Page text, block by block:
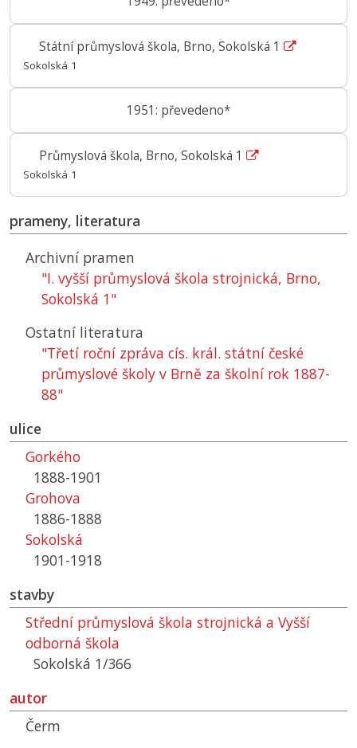
Státní průmyslová škola, Brno, Sokolská 1
Sokolská 1
1951: převedeno*
Průmyslová škola, Brno, Sokolská 1
Sokolská 1
prameny, literatura
Archivní pramen
"I. vyšší průmyslová škola strojnická, Brno,
Sokolská 1"
Ostatní literatura
"Třetí roční zpráva cís. král. státní české
průmyslové školy v Brně za školní rok 1887-
88"
ulice
Gorkého
1888-1901
Grohova
1886-1888
Sokolská
1901-1918
stavby
Střední průmyslová škola strojnická a Vyšší
odborná škola
Sokolská 1/366
autor
Čerm